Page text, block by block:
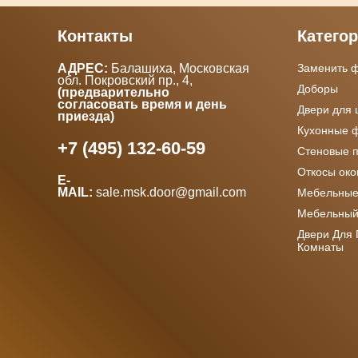
Контакты
АДРЕС: Балашиха, Московская
обл. Покровский пр., 4,
(предварительно
согласовать время и день
приезда)
+7 (495) 132-60-59
E-
MAIL: sale.msk.door@gmail.com
Заменить
Доборы
Двери для
Кухонные
Стеновые
Откосы
Двери Для
Комнаты